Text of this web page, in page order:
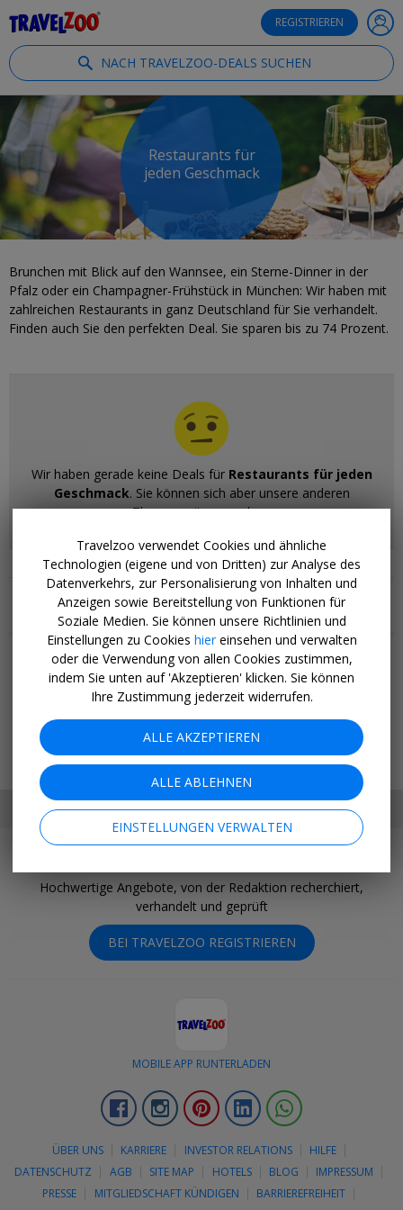
REGISTRIEREN
NACH TRAVELZOO-DEALS SUCHEN
Restaurants für
jeden Geschmack
Brunchen mit Blick auf den Wannsee, ein Sterne-Dinner in der
Pfalz oder ein Champagner-Frühstück in München: Wir haben mit
zahlreichen Restaurants in ganz Deutschland für Sie verhandelt.
Finden auch Sie den perfekten Deal. Sie sparen bis zu 74 Prozent.
Wir haben gerade keine Deals für Restaurants für jeden
Geschmack. Sie können sich aber unsere anderen
Themenseiten ansehen.
Ähnliche Themenseiten
Mehr Tipps & Angebote
Hotels
Last Minute
Kreuzfahrten
Pauschalreisen
Blog
Top 20
MEINEN STANDORT FESTLEGEN
Hochwertige Angebote, von der Redaktion recherchiert,
verhandelt und geprüft
BEI TRAVELZOO REGISTRIEREN
MOBILE APP RUNTERLADEN
FacebookInstagramPinterestLinkedIn
ÜBER UNS KARRIERE INVESTOR RELATIONS
HILFE
DATENSCHUTZ
AGB SITE MAP HOTELS BLOG
IMPRESSUM
PRESSE
MITGLIEDSCHAFT KÜNDIGEN
BARRIEREFREIHEIT
Travelzoo verwendet Cookies und ähnliche
Technologien (eigene und von Dritten) zur Analyse des
Datenverkehrs, zur Personalisierung von Inhalten und
Anzeigen sowie Bereitstellung von Funktionen für
Soziale Medien. Sie können unsere Richtlinien und
Einstellungen zu Cookies hiereinsehen und verwalten
oder die Verwendung von allen Cookies zustimmen,
indem Sie unten auf 'Akzeptieren' klicken. Sie können
Ihre Zustimmung jederzeit widerrufen.
ALLE AKZEPTIEREN
ALLE ABLEHNEN
EINSTELLUNGEN VERWALTEN